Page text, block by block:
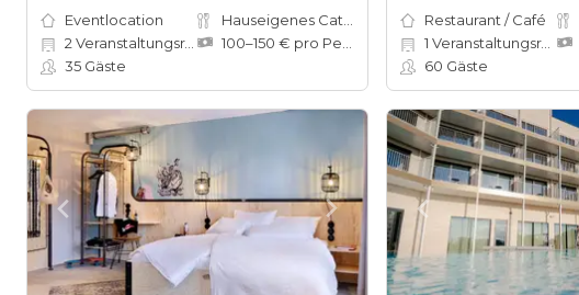
Eventlocation
2 Veranstaltungsräume
35 Gäste
Restaurant / Café
1 Veranstaltungsräume
60 Gäste